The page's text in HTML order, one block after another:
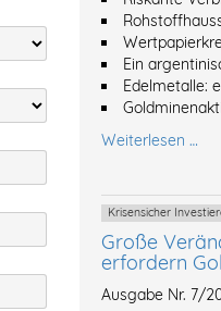
Ein
Edelmetalle:
Weiterlesen …
Krisensicher
Große
erfordern
Ausgabe Nr. 7/